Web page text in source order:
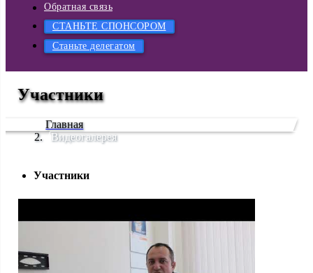
Обратная связь
СТАНЬТЕ СПОНСОРОМ
Станьте делегатом
Участники
Главная
Видеогалерея
Участники